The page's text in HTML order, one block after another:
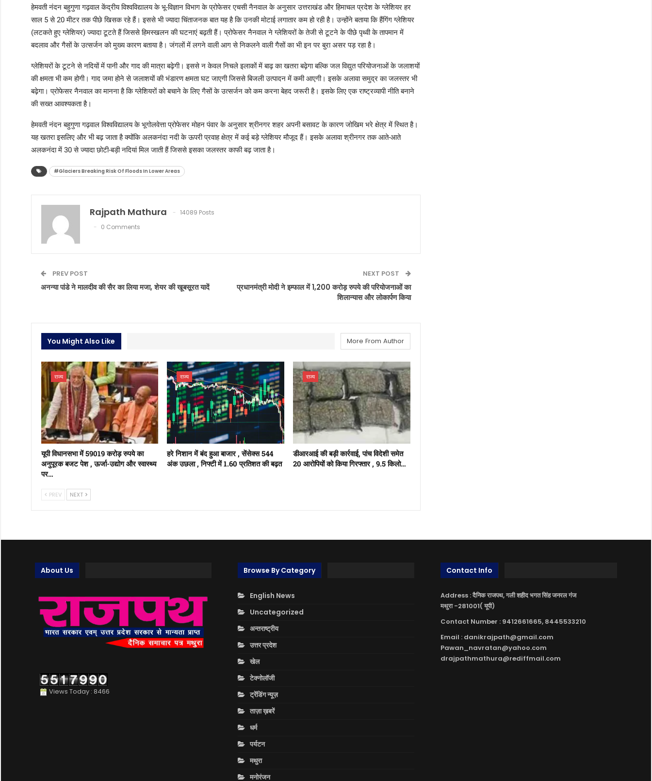
हेमवती नंदन बहुगुणा गढ़वाल केंद्रीय विश्वविद्यालय के भू-विज्ञान विभाग के प्रोफेसर एचसी नैनवाल के अनुसार उत्तराखंड और हिमाचल प्रदेश के ग्लेशियर हर
साल 5 से 20 मीटर तक पीछे खिसक रहे हैं। इससे भी ज्यादा चिंताजनक बात यह है कि उनकी मोटाई लगातार कम हो रही है। उन्होंने बताया कि हैंगिंग ग्लेशियर
(लटकते हुए ग्लेशियर) ज्यादा टूटते हैं जिससे हिमस्खलन की घटनाएं बढ़ती हैं। प्रोफेसर नैनवाल ने ग्लेशियरों के तेजी से टूटने के पीछे पृथ्वी के तापमान में
बदलाव और गैसों के उत्सर्जन को मुख्य कारण बताया है। जंगलों में लगने वाली आग से निकलने वाली गैसों का भी इन पर बुरा असर पड़ रहा है।
ग्लेशियरों के टूटने से नदियों में पानी और गाद की मात्रा बढ़ेगी। इससे न केवल निचले इलाकों में बाढ़ का खतरा बढ़ेगा बल्कि जल विद्युत परियोजनाओं के जलाशयों
की क्षमता भी कम होगी। गाद जमा होने से जलाशयों की भंडारण क्षमता घट जाएगी जिससे बिजली उत्पादन में कमी आएगी। इसके अलावा समुद्र का जलस्तर भी
बढ़ेगा। प्रोफेसर नैनवाल का मानना है कि ग्लेशियरों को बचाने के लिए गैसों के उत्सर्जन को कम करना बेहद जरूरी है। इसके लिए एक राष्ट्रव्यापी नीति बनाने
की सख्त आवश्यकता है।
हेमवती नंदन बहुगुणा गढ़वाल विश्वविद्यालय के भूगोलवेत्ता प्रोफेसर मोहन पंवार के अनुसार श्रीनगर शहर अपनी बसावट के कारण जोखिम भरे क्षेत्र में स्थित है।
यह खतरा इसलिए और भी बढ़ जाता है क्योंकि अलकनंदा नदी के ऊपरी प्रवाह क्षेत्र में कई बड़े ग्लेशियर मौजूद हैं। इसके अलावा श्रीनगर तक आते-आते
अलकनंदा में 30 से ज्यादा छोटी-बड़ी नदियां मिल जाती हैं जिससे इसका जलस्तर काफी बढ़ जाता है।
#Glaciers Breaking Risk Of Floods In Lower Areas
Rajpath Mathura
14089 Posts
0 Comments
PREV POST
अनन्या पांडे ने मालदीव की सैर का लिया मजा, शेयर की खूबसूरत यादें
NEXT POST
प्रधानमंत्री मोदी ने इम्फाल में 1,200 करोड़ रुपये की परियोजनाओं का
शिलान्यास और लोकार्पण किया
You Might Also Like More From Author
राज्य
यूपी विधानसभा में 59019 करोड़ रुपये का
अनुपूरक बजट पेश , ऊर्जा-उद्योग और स्वास्थ्य
पर…
राज्य
हरे निशान में बंद हुआ बाजार , सेंसेक्स 544
अंक उछला , निफ्टी में 1.60 प्रतिशत की बढ़त
राज्य
डीआरआई की बड़ी कार्रवाई, पांच विदेशी समेत
20 आरोपियों को किया गिरफ्तार , 9.5 किलो…
PREV NEXT
About Us
Views Today : 8466
Browse By Category
English News
Uncategorized
अन्तराष्ट्रीय
उत्तर प्रदेश
खेल
टेक्नोलॉजी
ट्रेंडिंग न्यूज़
ताज़ा ख़बरें
धर्म
पर्यटन
मथुरा
मनोरंजन
Contact Info
Address : दैनिक राजपथ, गली शहीद भगत सिंह जनरल गंज
मथुरा -281001( यूपी)
Contact Number : 9412661665, 8445533210
Email : danikrajpath@gmail.com
Pawan_navratan@yahoo.com
drajpathmathura@rediffmail.com